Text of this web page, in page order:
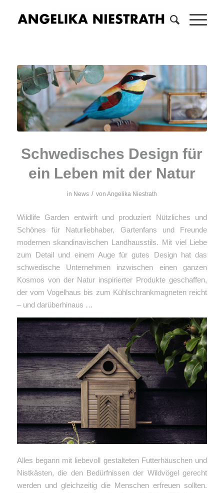
Schwedisches Design für
ein Leben mit der Natur
in News / von Angelika Niestrath
Wildlife Garden entwirft und produziert Nützliches und
Schönes für Naturliebhaber, Gartenfans und Freunde
modernen skandinavischen Landhausstils. Mit viel Liebe
zum Detail und einem Auge für gutes Design hat das
schwedische Unternehmen inzwischen einen ganzen
Kosmos von der Natur inspirierter Produkte geschaffen,
der vom Vogelhaus bis zum Kühlschrankmagneten reicht
– und darüberhinaus …
Alles begann mit liebevoll gestalteten Futterhäuschen und
Nistkästen, die den Bedürfnissen der Wildvögel gerecht
werden und gleichzeitig die Menschen erfreuen sollten.